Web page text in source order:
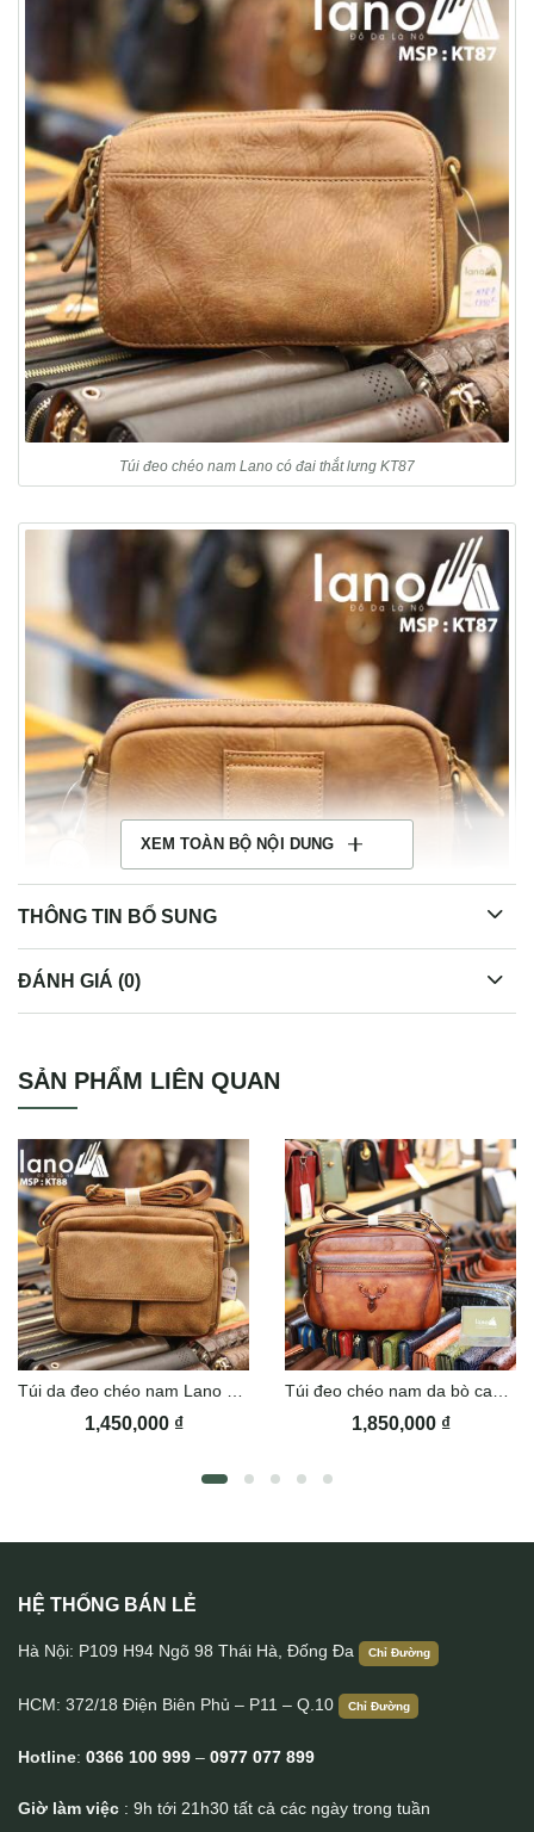
Túi đeo chéo nam Lano có đai thắt lưng KT87
Túi đeo chéo nam Lano có đai thắt lưng KT87
XEM TOÀN BỘ NỘI DUNG
THÔNG TIN BỔ SUNG
ĐÁNH GIÁ (0)
SẢN PHẨM LIÊN QUAN
1,450,000 ₫ 1,850,000 ₫
HỆ THỐNG BÁN LẺ
Hà Nội: P109 H94 Ngõ 98 Thái Hà, Đống Đa Chỉ Đường
HCM: 372/18 Điện Biên Phủ – P11 – Q.10 Chỉ Đường
Hotline: 0366 100 999 – 0977 077 899
Giờ làm việc : 9h tới 21h30 tất cả các ngày trong tuần